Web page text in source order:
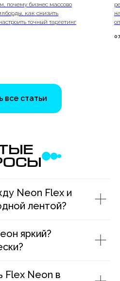
почему бизнес массово
как снизить
точный таргетинг
все статьи
Neon Flex и
лентой?
яркий?
Flex Neon в